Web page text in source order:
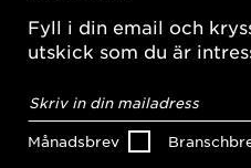
Fyll i din email och
utskick som du är
postadress*
Månadsbrev